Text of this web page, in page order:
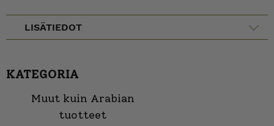
LISÄTIEDOT
KATEGORIA
Muut kuin Arabian
tuotteet